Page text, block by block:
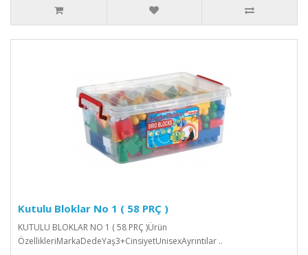
Kutulu Bloklar No 1 ( 58 PRÇ )
KUTULU BLOKLAR NO 1 ( 58 PRÇ )Ürün
ÖzellikleriMarkaDedeYaş3+CinsiyetUnisexAyrıntılar ..